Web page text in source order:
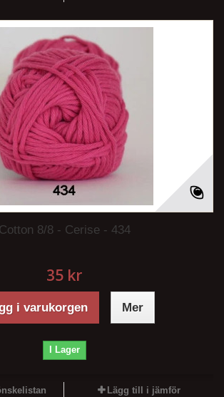
Cotton 8/8 - Cerise - 434
35 kr
i varukorgen Mer
I Lager
Lägg till i jämför